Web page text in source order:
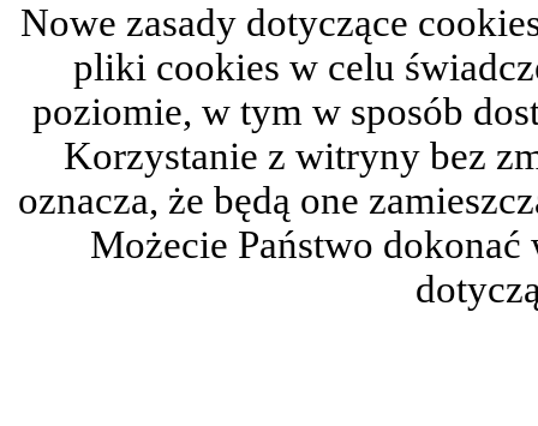
Nowe zasady dotyczące
pliki cookies w celu
poziomie, w tym w sposób
Korzystanie z witryny bez
oznacza, że będą one
Możecie Państwo